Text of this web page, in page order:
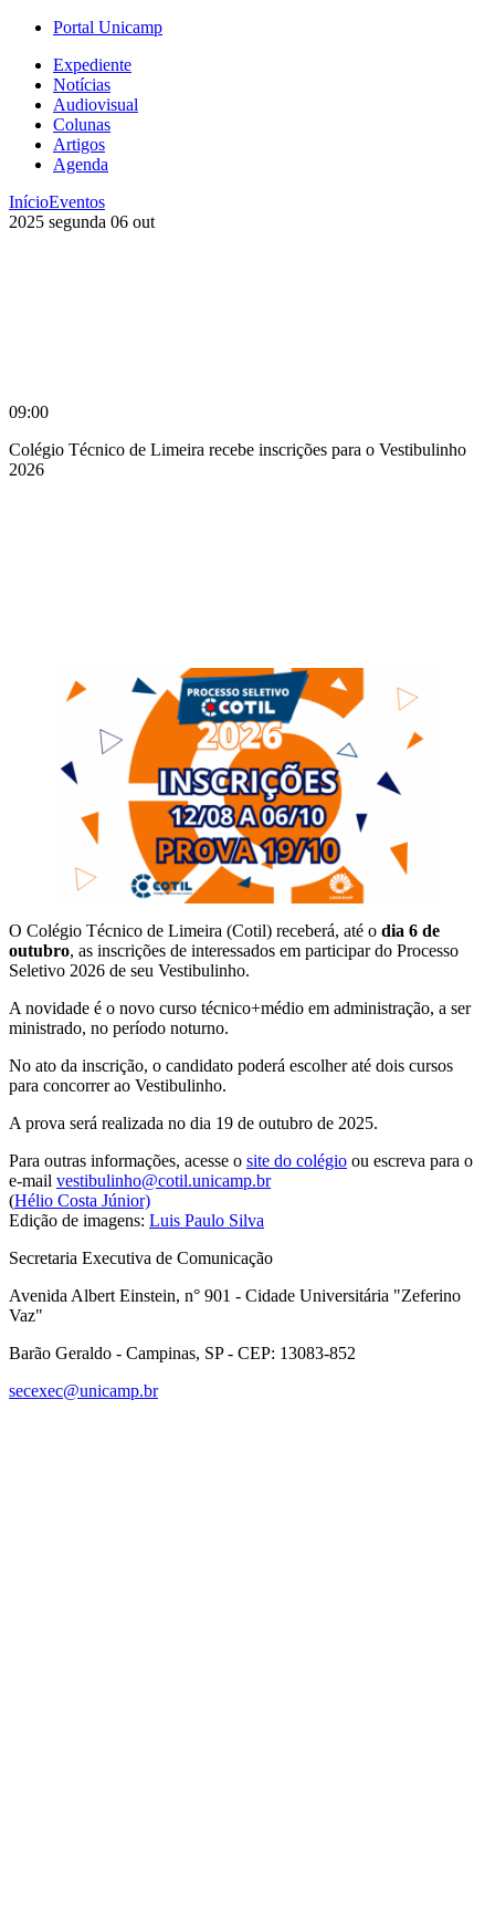
Portal Unicamp
Expediente
Notícias
Audiovisual
Colunas
Artigos
Agenda
InícioEventos
2025 segunda 06 out
09:00
Colégio Técnico de Limeira recebe inscrições para o Vestibulinho
2026
O Colégio Técnico de Limeira (Cotil) receberá, até o dia 6 de
outubro, as inscrições de interessados em participar do Processo
Seletivo 2026 de seu Vestibulinho.
A novidade é o novo curso técnico+médio em administração, a ser
ministrado, no período noturno.
No ato da inscrição, o candidato poderá escolher até dois cursos
para concorrer ao Vestibulinho.
A prova será realizada no dia 19 de outubro de 2025.
Para outras informações, acesse o site do colégio ou escreva para o
e-mail vestibulinho@cotil.unicamp.br
(Hélio Costa Júnior)
Edição de imagens: Luis Paulo Silva
Secretaria Executiva de Comunicação
Avenida Albert Einstein, n° 901 - Cidade Universitária "Zeferino
Vaz"
Barão Geraldo - Campinas, SP - CEP: 13083-852
secexec@unicamp.br